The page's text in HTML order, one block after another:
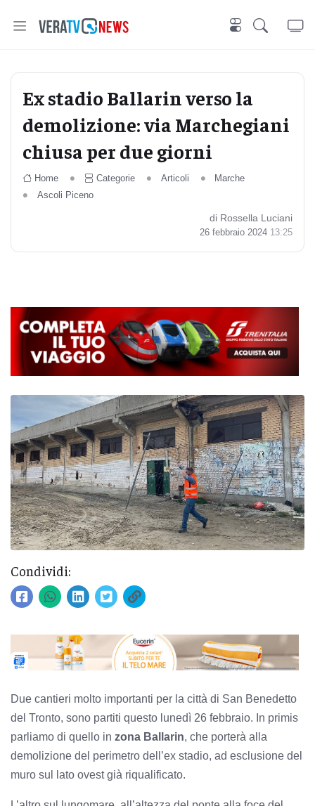
Ex stadio Ballarin verso la
demolizione: via Marchegiani
chiusa per due giorni
Home Categorie Articoli
Marche
Ascoli Piceno
di Rossella Luciani
26 febbraio 2024 13:25
Condividi:
Due cantieri molto importanti per la città di San Benedetto
del Tronto, sono partiti questo lunedì 26 febbraio. In primis
parliamo di quello in zona Ballarin, che porterà alla
demolizione del perimetro dell’ex stadio, ad esclusione del
muro sul lato ovest già riqualificato.